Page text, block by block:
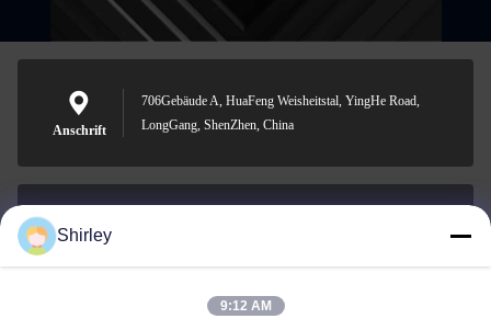
Anschrift
706Gebäude A, HuaFeng Weisheitstal, YingHe Road,
LongGang, ShenZhen, China
E-Mail-Adresse
Shirley
9:12 AM